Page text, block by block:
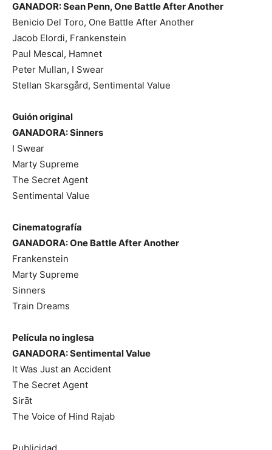
GANADOR: Sean Penn, One Battle After Another
Benicio Del Toro, One Battle After Another
Jacob Elordi, Frankenstein
Paul Mescal, Hamnet
Peter Mullan, I Swear
Stellan Skarsgård, Sentimental Value
Guión original
GANADORA: Sinners
I Swear
Marty Supreme
The Secret Agent
Sentimental Value
Cinematografía
GANADORA: One Battle After Another
Frankenstein
Marty Supreme
Sinners
Train Dreams
Película no inglesa
GANADORA: Sentimental Value
It Was Just an Accident
The Secret Agent
Sirāt
The Voice of Hind Rajab